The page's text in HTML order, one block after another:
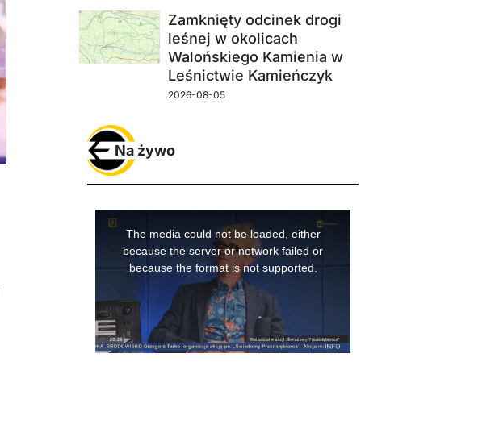
Zamknięty odcinek drogi
leśnej w okolicach
Walońskiego Kamienia w
Leśnictwie Kamieńczyk
2026-08-05
Na żywo